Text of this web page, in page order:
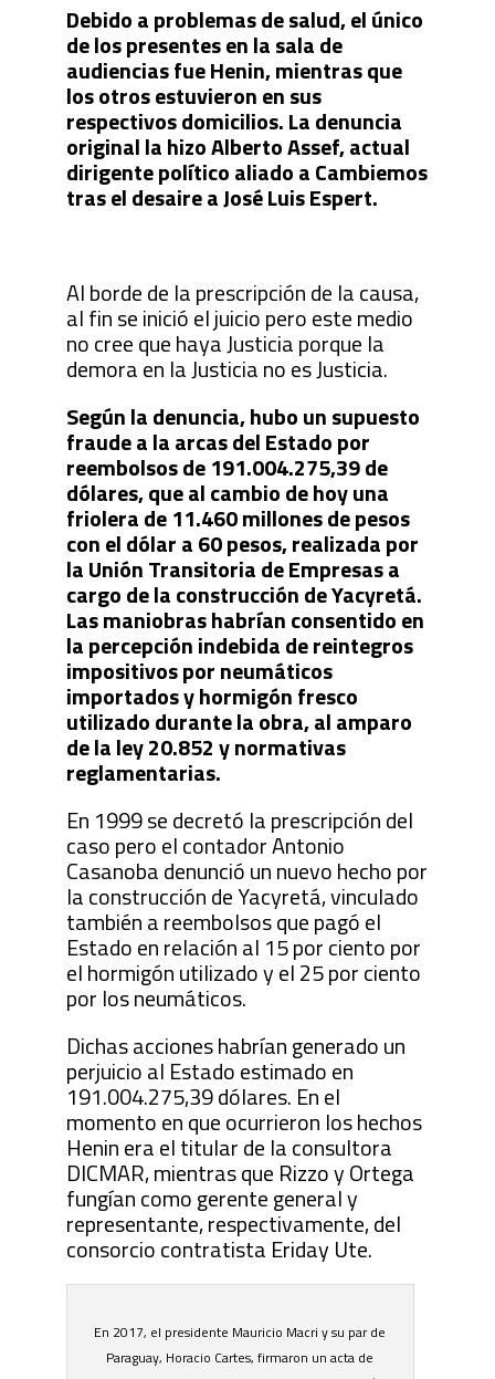
Debido a problemas de salud, el único
de los presentes en la sala de
audiencias fue Henin, mientras que
los otros estuvieron en sus
respectivos domicilios. La denuncia
original la hizo Alberto Assef, actual
dirigente político aliado a Cambiemos
tras el desaire a José Luis Espert.
Al borde de la prescripción de la causa,
al fin se inició el juicio pero este medio
no cree que haya Justicia porque la
demora en la Justicia no es Justicia.
Según la denuncia, hubo un supuesto
fraude a la arcas del Estado por
reembolsos de 191.004.275,39 de
dólares, que al cambio de hoy una
friolera de 11.460 millones de pesos
con el dólar a 60 pesos, realizada por
la Unión Transitoria de Empresas a
cargo de la construcción de Yacyretá.
Las maniobras habrían consentido en
la percepción indebida de reintegros
impositivos por neumáticos
importados y hormigón fresco
utilizado durante la obra, al amparo
de la ley 20.852 y normativas
reglamentarias.
En 1999 se decretó la prescripción del
caso pero el contador Antonio
Casanoba denunció un nuevo hecho por
la construcción de Yacyretá, vinculado
también a reembolsos que pagó el
Estado en relación al 15 por ciento por
el hormigón utilizado y el 25 por ciento
por los neumáticos.
Dichas acciones habrían generado un
perjuicio al Estado estimado en
191.004.275,39 dólares. En el
momento en que ocurrieron los hechos
Henin era el titular de la consultora
DICMAR, mientras que Rizzo y Ortega
fungían como gerente general y
representante, respectivamente, del
consorcio contratista Eriday Ute.
En 2017, el presidente Mauricio Macri y su par de
Paraguay, Horacio Cartes, firmaron un acta de